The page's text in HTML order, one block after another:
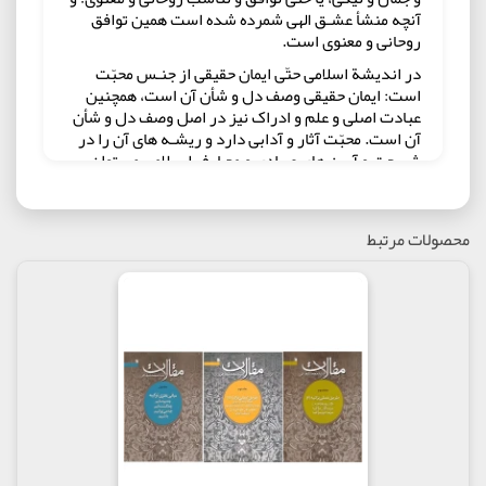
آنچه منشأ عشـق الهی شمرده شده است همین توافق
روحانی و معنوی است.
در اندیشة اسلامی حتّی ایمان حقیقی از جنـس محبّت
است: ایمان حقیقی وصف دل و شأن آن است، همچنین
عبادت اصلی و علم و ادراک نیز در اصل وصف دل و شأن
آن است. محبّت آثار و آدابی دارد و ریشـه های آن را در
شریعت و آیین های عبـادی و معـارف اسـلامی می توان
است.
آنچه قرآن در اين زمينه بيان می‌كند و اسراری كه در اين
آيات نهفته است، چيزی نيست كه بتوان در گفته‌ها و
نوشته‌ها آورد؛ زيرا علاوه بر اينكه حقايق نوری و مقاصد
نيست همه آن به گفته و نوشته بيايد.برای این که این
قسمت به افرادی اختصاص دارد که از مکاشفات و
مشاهدات صحیح برخوردارند، یعنی یافتنی است و گفتنی
و شنیدنی محسوب نمی‌شود. قسمتی هم بسیار دقیق و
عمیق است و برای اکثر اشخاص قابل فهم و هضم نیست
و قسمتی نیز که می‌شود گفت و فهمید، احتیاج به شرح و
محصولات مرتبط